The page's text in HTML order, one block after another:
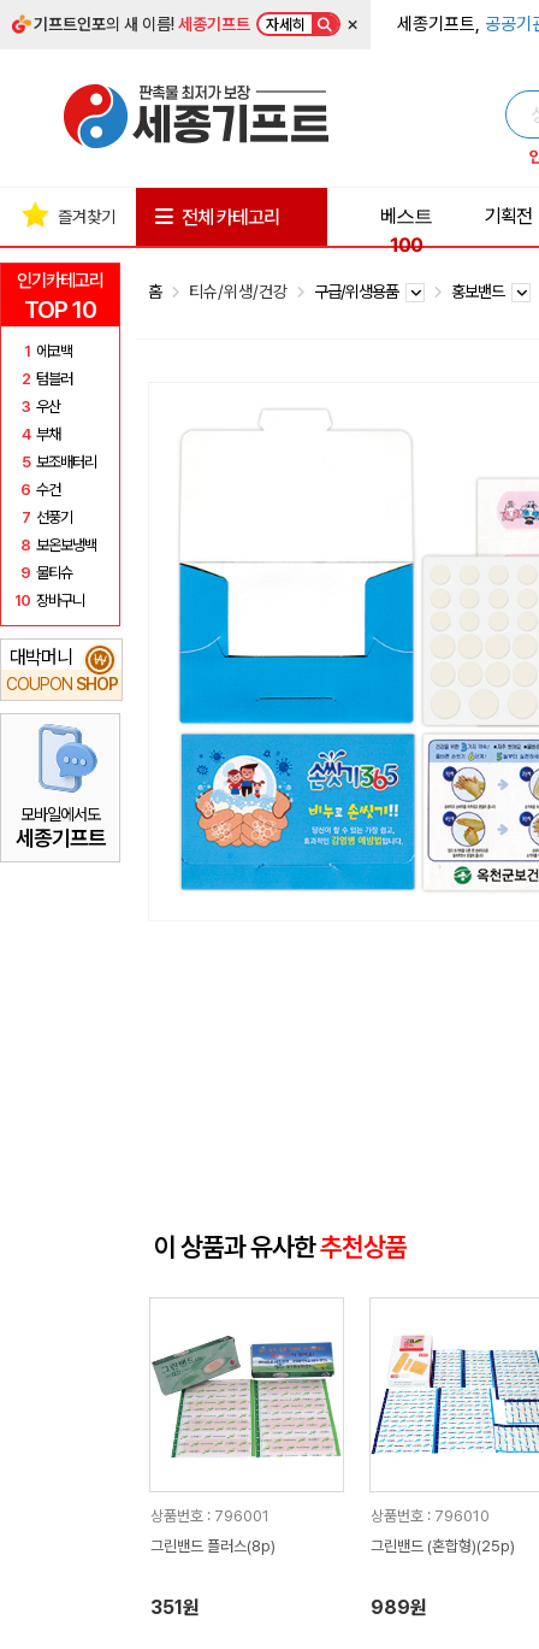
기프트인포의 새 이름!세종기프트 자세히 × 세종기프트, 공공기
인기카테고리
TOP 10
1 에코백
2 텀블러
3 우산
4 부채
5 보조배터리
6 수건
7 선풍기
8 보온보냉백
9 물티슈
10 장바구니
대박머니
COUPON SHOP
₩
모바일에서도
세종기프트
즐겨찾기 전체 카테고리
베스트
100
기획전
홈 티슈/위생/건강 구급/위생용품 홍보밴드
이 상품과 유사한추천상품
상품번호 : 796001
그린밴드 플러스(8p)
351원
상품번호 : 796010
그린밴드 (혼합형)(25p)
989원